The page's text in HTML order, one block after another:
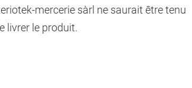
mercerie sàrl ne saurait être tenu
livrer le produit.